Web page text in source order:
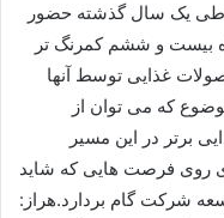
طی یک سال گذشته حضور
بیست و ششم کمرنگ تر
غذایی توسط آنها
که می توان از
برتر در این مسیر
روی فرصت هایی که شاید
شرکت گام بردارد.هراز: